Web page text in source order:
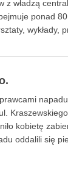
z władzą
ponad
wykłady,
kobietę
oddalili się